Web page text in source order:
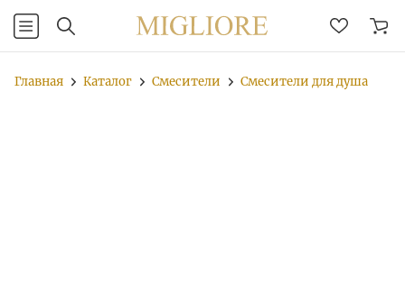
Главная Каталог Смесители Смесители для душа